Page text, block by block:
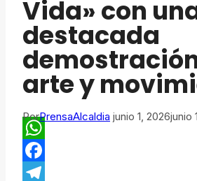
Vida» con
destacada
arte y
PorPrensaAlcaldia junio 1, 2026junio
WhatsApp
Facebook